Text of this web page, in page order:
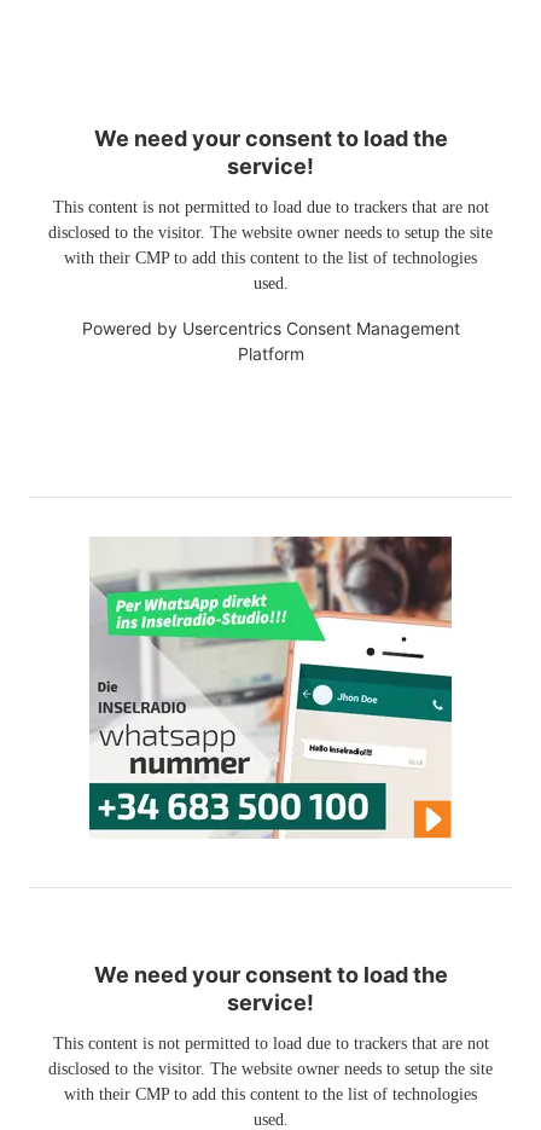
We need your consent to load the
service!
This content is not permitted to load due to trackers that are not
disclosed to the visitor. The website owner needs to setup the site
with their CMP to add this content to the list of technologies
used.
Powered by Usercentrics Consent Management
Platform
We need your consent to load the
service!
This content is not permitted to load due to trackers that are not
disclosed to the visitor. The website owner needs to setup the site
with their CMP to add this content to the list of technologies
used.